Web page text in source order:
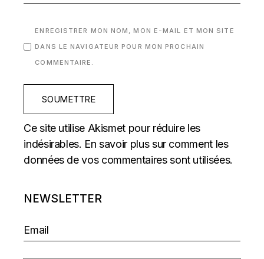
ENREGISTRER MON NOM, MON E-MAIL ET MON SITE
DANS LE NAVIGATEUR POUR MON PROCHAIN
COMMENTAIRE.
SOUMETTRE
Ce site utilise Akismet pour réduire les
indésirables. En savoir plus sur comment les
données de vos commentaires sont utilisées.
NEWSLETTER